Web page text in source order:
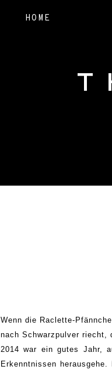
HOME
Wenn die Raclette-
nach Schwarzpulver riecht,
2014 war ein gutes Jahr,
Erkenntnissen